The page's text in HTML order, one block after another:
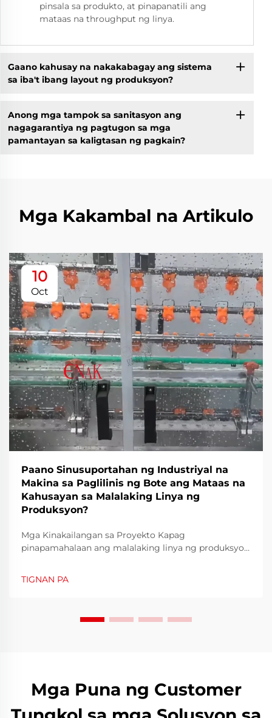
pinsala sa produkto, at pinapanatili ang
mataas na throughput ng linya.
Gaano kahusay na nakakabagay ang sistema
sa iba't ibang layout ng produksyon?
Anong mga tampok sa sanitasyon ang
nagagarantiya ng pagtugon sa mga
pamantayan sa kaligtasan ng pagkain?
Mga Kakambal na Artikulo
10
Oct
Paano Sinusuportahan ng Industriyal na
Makina sa Paglilinis ng Bote ang Mataas na
Kahusayan sa Malalaking Linya ng
Produksyon?
Mga Kinakailangan sa Proyekto Kapag
pinapamahalaan ang malalaking linya ng produksyon
lubos na linisin ang mga bote bago punuin upang
TIGNAN PA
Mga Puna ng Customer